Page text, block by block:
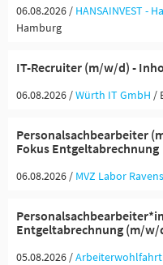
06.08.2026 / HANSAINVEST -
Hamburg
IT-Recruiter (m/w/d) -
06.08.2026 /Würth IT GmbH /
Personalsachbearbeiter
Fokus Entgeltabrechnung
06.08.2026 / MVZ Labor
Personalsachbearbeiter*in
Entgeltabrechnung (m/w/
05.08.2026 /Arbeiterwohlfahrt